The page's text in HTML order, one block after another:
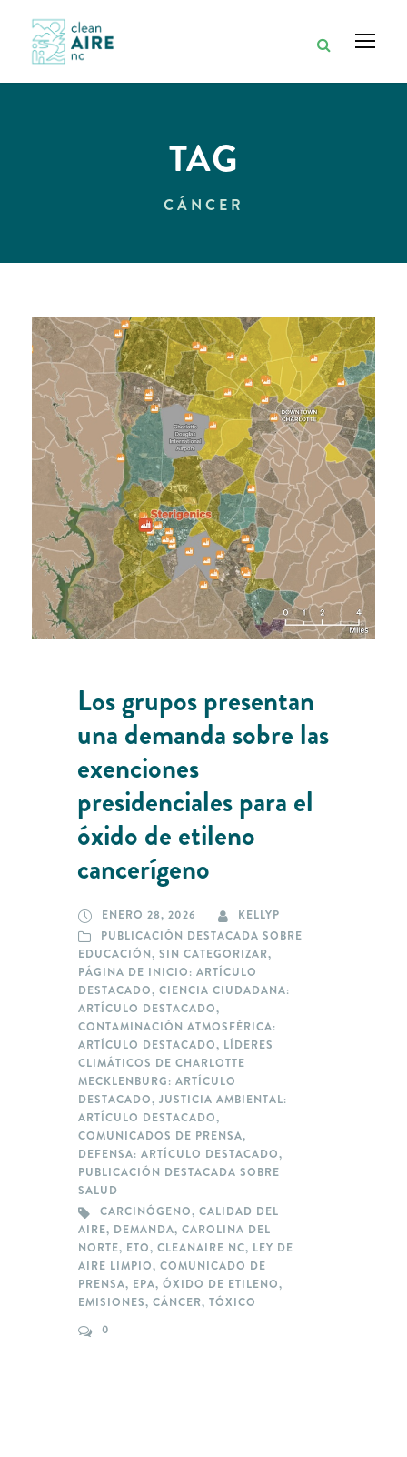
TAG
CÁNCER
Los grupos presentan
una demanda sobre las
exenciones
presidenciales para el
óxido de etileno
cancerígeno
ENERO 28, 2026
KELLYP
PUBLICACIÓN DESTACADA SOBRE
EDUCACIÓN, SIN CATEGORIZAR,
PÁGINA DE INICIO: ARTÍCULO
DESTACADO, CIENCIA CIUDADANA:
ARTÍCULO DESTACADO,
CONTAMINACIÓN ATMOSFÉRICA:
ARTÍCULO DESTACADO, LÍDERES
CLIMÁTICOS DE CHARLOTTE
MECKLENBURG: ARTÍCULO
DESTACADO, JUSTICIA AMBIENTAL:
ARTÍCULO DESTACADO,
COMUNICADOS DE PRENSA,
DEFENSA: ARTÍCULO DESTACADO,
PUBLICACIÓN DESTACADA SOBRE
SALUD
CARCINÓGENO, CALIDAD DEL
AIRE, DEMANDA, CAROLINA DEL
NORTE, ETO, CLEANAIRE NC, LEY DE
AIRE LIMPIO, COMUNICADO DE
PRENSA, EPA, ÓXIDO DE ETILENO,
EMISIONES, CÁNCER, TÓXICO
0